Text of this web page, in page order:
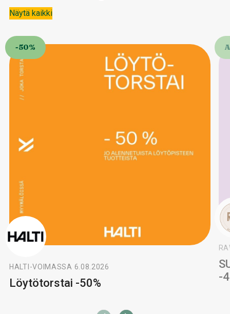
Näytä kaikki
-50%
HALTI -VOIMASSA 6.08.2026
Löytötorstai -50%
-